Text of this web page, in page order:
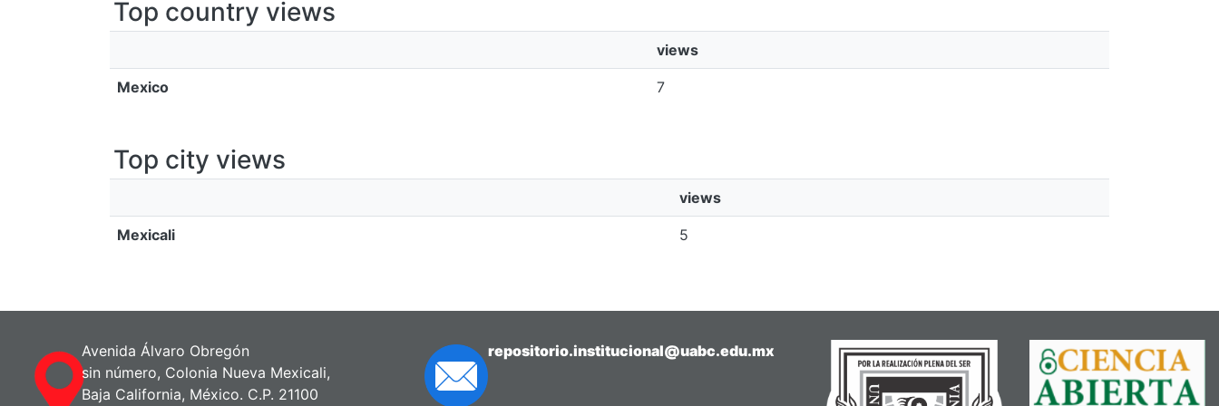
Top country views
views
Mexico 7
Top city views
views
Mexicali 5
Avenida Álvaro Obregón
sin número, Colonia Nueva Mexicali,
Baja California, México. C.P. 21100
repositorio.institucional@uabc.edu.mx